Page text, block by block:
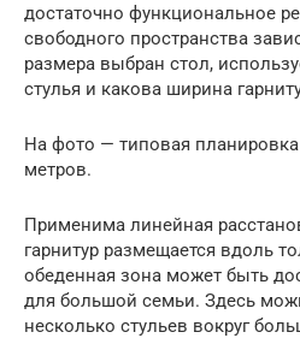
достаточно функциональное
свободного пространства
размера выбран стол,
стулья и какова ширина
На фото — типовая планировка
метров.
Применима линейная
гарнитур размещается вдоль
обеденная зона может быть
для большой семьи. Здесь
несколько стульев вокруг